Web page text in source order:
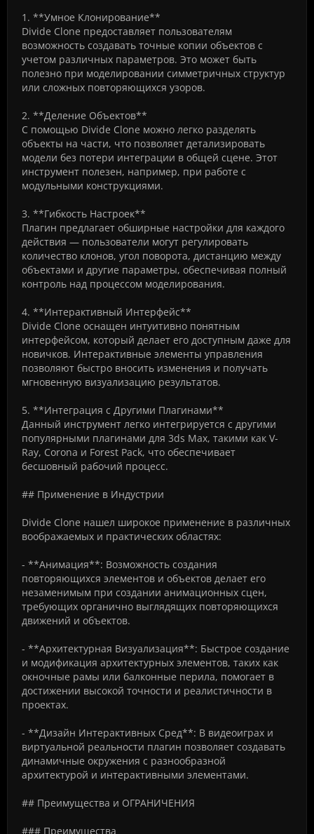
1. **Умное Клонирование**
Divide Clone предоставляет пользователям
возможность создавать точные копии объектов с
учетом различных параметров. Это может быть
полезно при моделировании симметричных структур
или сложных повторяющихся узоров.
2. **Деление Объектов**
С помощью Divide Clone можно легко разделять
объекты на части, что позволяет детализировать
модели без потери интеграции в общей сцене. Этот
инструмент полезен, например, при работе с
модульными конструкциями.
3. **Гибкость Настроек**
Плагин предлагает обширные настройки для каждого
действия — пользователи могут регулировать
количество клонов, угол поворота, дистанцию между
объектами и другие параметры, обеспечивая полный
контроль над процессом моделирования.
4. **Интерактивный Интерфейс**
Divide Clone оснащен интуитивно понятным
интерфейсом, который делает его доступным даже для
новичков. Интерактивные элементы управления
позволяют быстро вносить изменения и получать
мгновенную визуализацию результатов.
5. **Интеграция с Другими Плагинами**
Данный инструмент легко интегрируется с другими
популярными плагинами для 3ds Max, такими как V-
Ray, Corona и Forest Pack, что обеспечивает
бесшовный рабочий процесс.
## Применение в Индустрии
Divide Clone нашел широкое применение в различных
воображаемых и практических областях:
- **Анимация**: Возможность создания
повторяющихся элементов и объектов делает его
незаменимым при создании анимационных сцен,
требующих органично выглядящих повторяющихся
движений и объектов.
- **Архитектурная Визуализация**: Быстрое создание
и модификация архитектурных элементов, таких как
окночные рамы или балконные перила, помогает в
достижении высокой точности и реалистичности в
проектах.
- **Дизайн Интерактивных Сред**: В видеоиграх и
виртуальной реальности плагин позволяет создавать
динамичные окружения с разнообразной
архитектурой и интерактивными элементами.
## Преимущества и ОГРАНИЧЕНИЯ
### Преимущества